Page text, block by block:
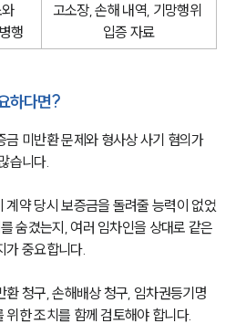
행
고소장, 손해 내역, 기망행위
입증 자료
하다면?
금 미반환 문제와 형사상 사기 혐의가
습니다.
계약 당시 보증금을 돌려줄 능력이 없었
숨겼는지, 여러 임차인을 상대로 같은
가 중요합니다.
환 청구, 손해배상 청구, 임차권등기명
위한 조치를 함께 검토해야 합니다.